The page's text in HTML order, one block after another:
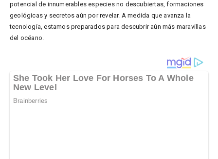
potencial de innumerables especies no descubiertas, formaciones
geológicas y secretos aún por revelar. A medida que avanza la
tecnología, estamos preparados para descubrir aún más maravillas
del océano.